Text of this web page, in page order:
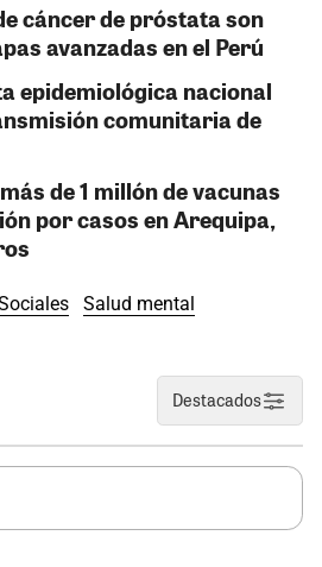
cáncer de próstata son
avanzadas en el Perú
epidemiológica nacional
comunitaria de
de 1 millón de vacunas
por casos en Arequipa,
Salud mental
Destacados